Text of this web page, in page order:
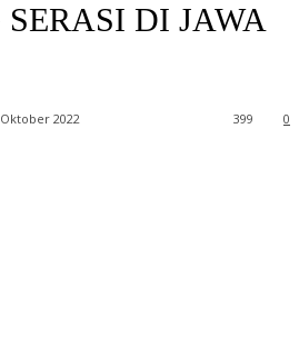
DI JAWA
2022 0
399